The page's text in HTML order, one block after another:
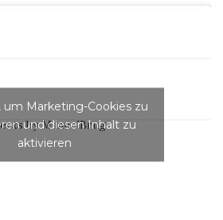
by ManuelBrug
um Marketing-Cookies zu
und diesen Inhalt zu
aktivieren